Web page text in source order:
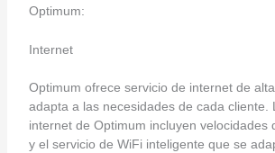
Optimum:
Internet
Optimum ofrece servicio de internet de
adapta a las necesidades de cada cliente.
internet de Optimum incluyen velocidades
y el servicio de WiFi inteligente que se